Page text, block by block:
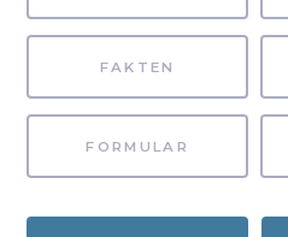
FAKTEN
FORMULAR